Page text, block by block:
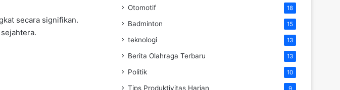
secara signifikan.
Otomotif 18
Badminton 15
teknologi 13
Berita Olahraga Terbaru 13
Politik 10
Tips Produktivitas Harian 9